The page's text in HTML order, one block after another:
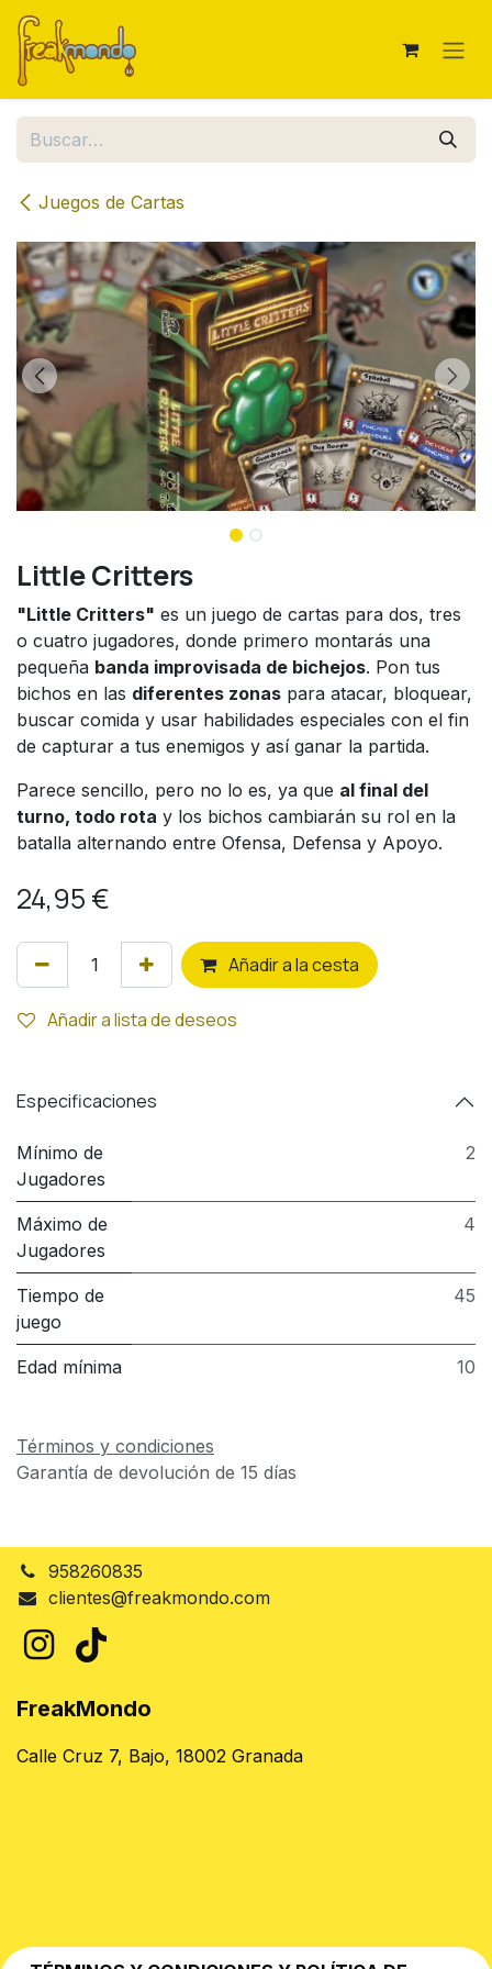
Ir al contenido
Juegos de Cartas
Little Critters
"Little Critters" es un juego de cartas para dos, tres
o cuatro jugadores, donde primero montarás una
pequeña banda improvisada de bichejos. Pon tus
bichos en las diferentes zonas para atacar, bloquear,
buscar comida y usar habilidades especiales con el fin
de capturar a tus enemigos y así ganar la partida.
Parece sencillo, pero no lo es, ya que al final del
turno, todo rota y los bichos cambiarán su rol en la
batalla alternando entre Ofensa, Defensa y Apoyo.
24,95 €
Añadir a la cesta
Añadir a lista de deseos
Especificaciones
Mínimo de
Jugadores
2
Máximo de
Jugadores
4
Tiempo de
juego
45
Edad mínima 10
Términos y condiciones
Garantía de devolución de 15 días
958260835
clientes@freakmondo.com
FreakMondo
Calle Cruz 7, Bajo, 18002 Granada